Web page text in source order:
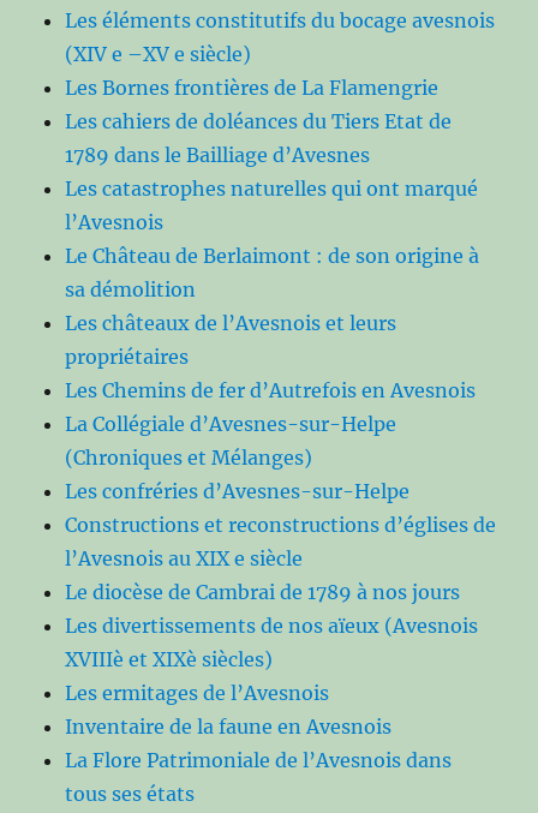
Les éléments constitutifs du bocage avesnois
(XIV e –XV e siècle)
Les Bornes frontières de La Flamengrie
Les cahiers de doléances du Tiers Etat de
1789 dans le Bailliage d’Avesnes
Les catastrophes naturelles qui ont marqué
l’Avesnois
Le Château de Berlaimont : de son origine à
sa démolition
Les châteaux de l’Avesnois et leurs
propriétaires
Les Chemins de fer d’Autrefois en Avesnois
La Collégiale d’Avesnes-sur-Helpe
(Chroniques et Mélanges)
Les confréries d’Avesnes-sur-Helpe
Constructions et reconstructions d’églises de
l’Avesnois au XIX e siècle
Le diocèse de Cambrai de 1789 à nos jours
Les divertissements de nos aïeux (Avesnois
XVIIIè et XIXè siècles)
Les ermitages de l’Avesnois
Inventaire de la faune en Avesnois
La Flore Patrimoniale de l’Avesnois dans
tous ses états